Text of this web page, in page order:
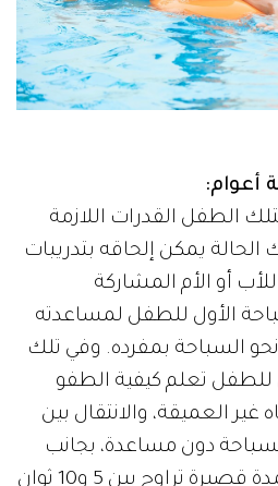
الطفل القدرات اللازمة
الحالة يمكن إلحاقه بتدريبات
أو الأم المشاركة
الأول للطفل لمساعدته
نحو السباحة بمفرده. وفي تلك
للطفل تعلم كيفية الطفو
العميقة، والانتقال بين
دون مساعدة، بجانب
غمر رأسه تحت الماء لمدة قصيرة تراوح بين 5 و10 ثوانٍ